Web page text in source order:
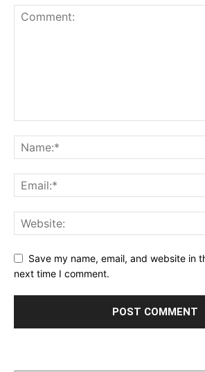
Save my name, email, and website in
next time I comment.
Archives